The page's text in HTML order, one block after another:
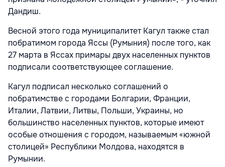
Дандиш.
Весной этого года муниципалитет Кагул также стал
побратимом города Яссы (Румыния) после того, как
27 марта в Яссах примары двух населенных пунктов
подписали соответствующее соглашение.
Кагул подписал несколько соглашений о
побратимстве с городами Болгарии, Франции,
Италии, Латвии, Литвы, Польши, Украины, но
большинство населенных пунктов, которые имеют
особые отношения с городом, называемым «южной
столицей» Республики Молдова, находятся в
Румынии.